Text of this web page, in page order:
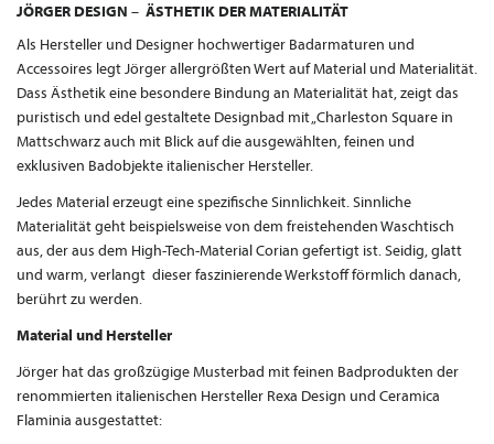
JÖRGER DESIGN – ÄSTHETIK DER MATERIALITÄT
Als Hersteller und Designer hochwertiger Badarmaturen und
Accessoires legt Jörger allergrößten Wert auf Material und Materialität.
Dass Ästhetik eine besondere Bindung an Materialität hat, zeigt das
puristisch und edel gestaltete Designbad mit „Charleston Square in
Mattschwarz auch mit Blick auf die ausgewählten, feinen und
exklusiven Badobjekte italienischer Hersteller.
Jedes Material erzeugt eine spezifische Sinnlichkeit. Sinnliche
Materialität geht beispielsweise von dem freistehenden Waschtisch
aus, der aus dem High-Tech-Material Corian gefertigt ist. Seidig, glatt
und warm, verlangt dieser faszinierende Werkstoff förmlich danach,
berührt zu werden.
Material und Hersteller
Jörger hat das großzügige Musterbad mit feinen Badprodukten der
renommierten italienischen Hersteller Rexa Design und Ceramica
Flaminia ausgestattet: